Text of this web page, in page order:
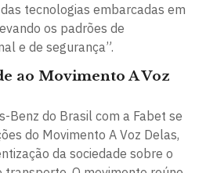
tecnologias embarcadas em
os padrões de
e de segurança”.
ao Movimento A Voz
Benz do Brasil com a Fabet se
do Movimento A Voz Delas,
da sociedade sobre o